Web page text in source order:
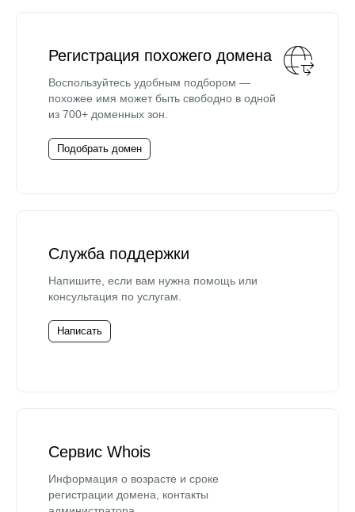
Регистрация похожего домена
Воспользуйтесь удобным подбором —
похожее имя может быть свободно в одной
из 700+ доменных зон.
Подобрать домен
Служба поддержки
Напишите, если вам нужна помощь или
консультация по услугам.
Написать
Сервис Whois
Информация о возрасте и сроке
регистрации домена, контакты